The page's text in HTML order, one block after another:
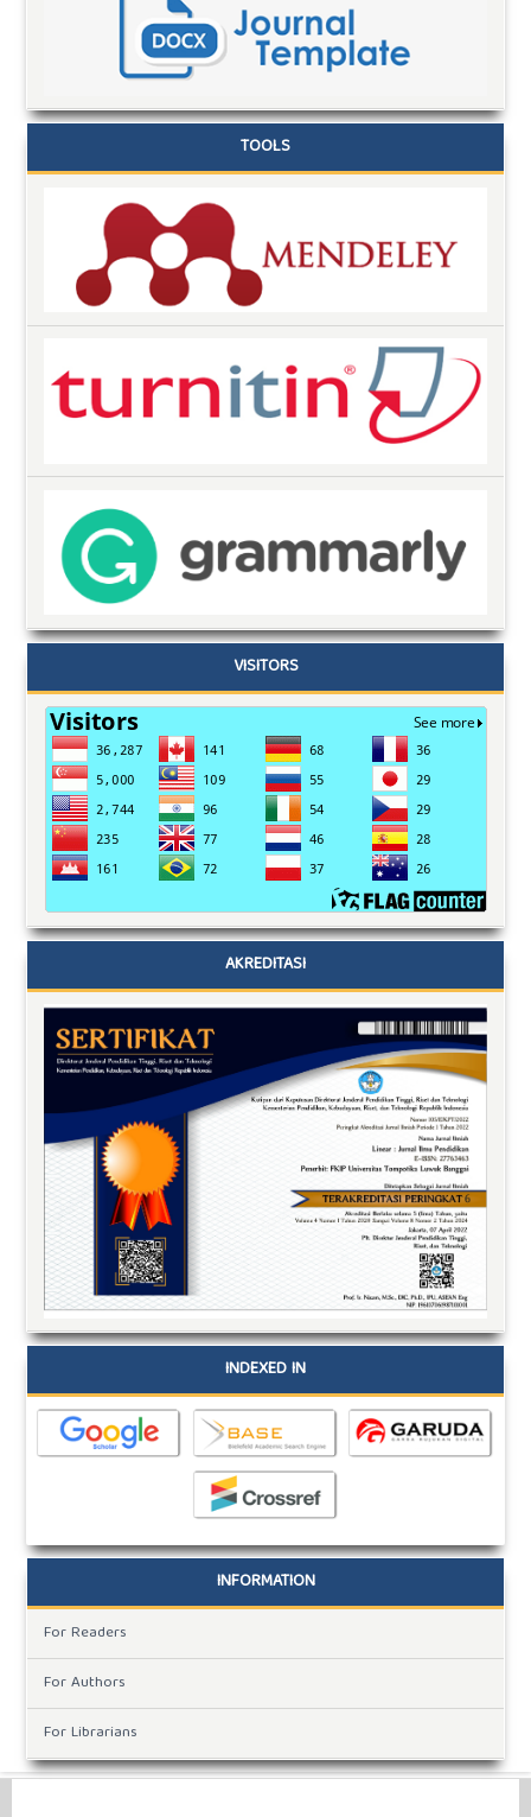
TOOLS
VISITORS
AKREDITASI
INDEXED IN
INFORMATION
For Readers
For Authors
For Librarians